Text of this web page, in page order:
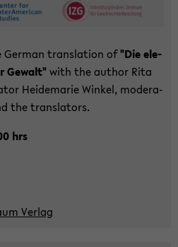
Ger­man trans­la­ti­on of"Die ele­
Ge­walt"with the author Rita
Hei­de­ma­rie Win­kel, mo­de­ra­
the trans­la­tors.
hrs
Ver­lag